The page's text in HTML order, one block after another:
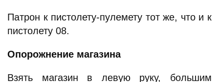
Патрон к пистолету-пулемету тот же, что и к
пистолету 08.
Опорожнение магазина
Взять магазин в левую руку, большим